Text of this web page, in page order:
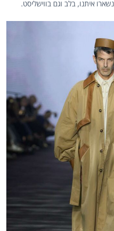
איתנו, בלב וגם בווישליסט.